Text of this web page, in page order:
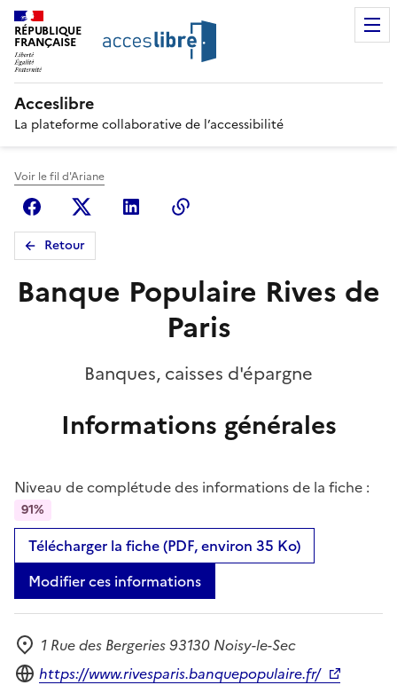
RÉPUBLIQUE
FRANÇAISE
Acceslibre
La plateforme collaborative de l’accessibilité
Voir le fil d'Ariane
FacebookX (anciennement Twitter)
Linkedin
Retour
Banque Populaire Rives de
Paris
Banques, caisses d'épargne
Informations générales
Niveau de complétude des informations de la fiche :
91%
Télécharger la fiche (PDF, environ 35 Ko)
Modifier ces informations
Adresse
1 Rue des Bergeries 93130 Noisy-le-Sec
Site internet
https://www.rivesparis.banquepopulaire.fr/